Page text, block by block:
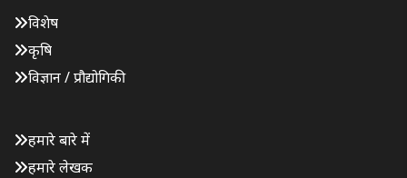
विशेष
कृषि
विज्ञान / प्रौद्योगिकी
हमारे बारे में
हमारे लेखक